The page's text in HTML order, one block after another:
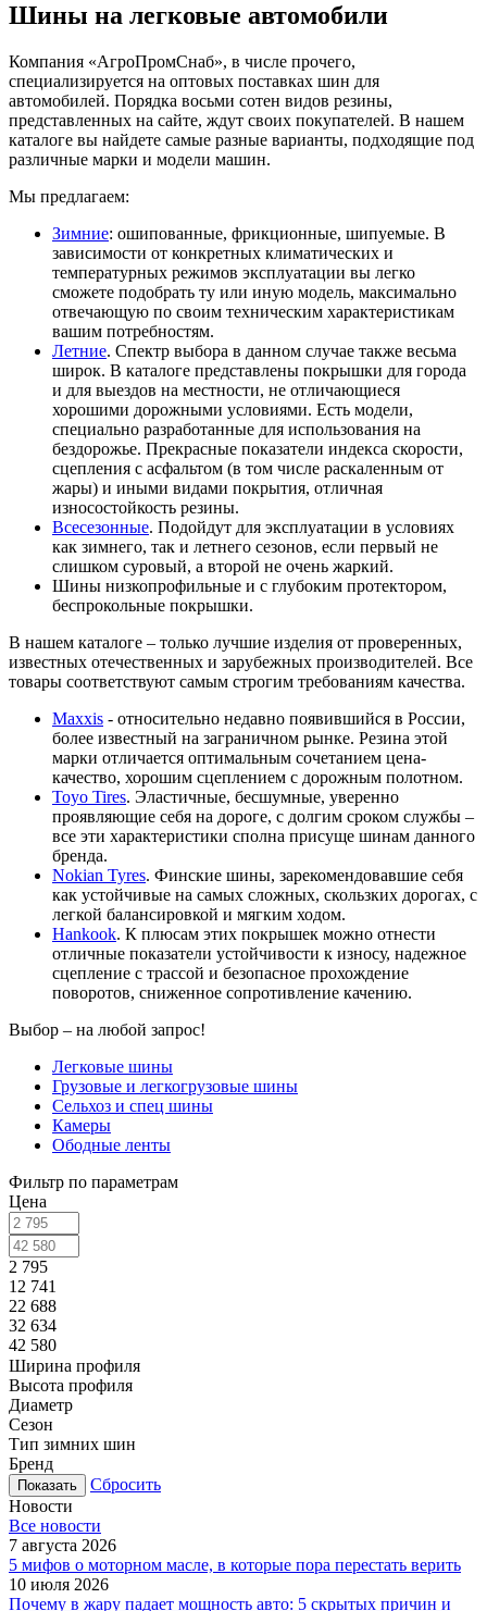
Шины на легковые автомобили
Компания «АгроПромСнаб», в числе прочего,
специализируется на оптовых поставках шин для
автомобилей. Порядка восьми сотен видов резины,
представленных на сайте, ждут своих покупателей. В нашем
каталоге вы найдете самые разные варианты, подходящие под
различные марки и модели машин.
Мы предлагаем:
Зимние: ошипованные, фрикционные, шипуемые. В
зависимости от конкретных климатических и
температурных режимов эксплуатации вы легко
сможете подобрать ту или иную модель, максимально
отвечающую по своим техническим характеристикам
вашим потребностям.
Летние. Спектр выбора в данном случае также весьма
широк. В каталоге представлены покрышки для города
и для выездов на местности, не отличающиеся
хорошими дорожными условиями. Есть модели,
специально разработанные для использования на
бездорожье. Прекрасные показатели индекса скорости,
сцепления с асфальтом (в том числе раскаленным от
жары) и иными видами покрытия, отличная
износостойкость резины.
Всесезонные. Подойдут для эксплуатации в условиях
как зимнего, так и летнего сезонов, если первый не
слишком суровый, а второй не очень жаркий.
Шины низкопрофильные и с глубоким протектором,
беспрокольные покрышки.
В нашем каталоге – только лучшие изделия от проверенных,
известных отечественных и зарубежных производителей. Все
товары соответствуют самым строгим требованиям качества.
Maxxis - относительно недавно появившийся в России,
более известный на заграничном рынке. Резина этой
марки отличается оптимальным сочетанием цена-
качество, хорошим сцеплением с дорожным полотном.
Toyo Tires. Эластичные, бесшумные, уверенно
проявляющие себя на дороге, с долгим сроком службы –
все эти характеристики сполна присуще шинам данного
бренда.
Nokian Tyres. Финские шины, зарекомендовавшие себя
как устойчивые на самых сложных, скользких дорогах, с
легкой балансировкой и мягким ходом.
Hankook. К плюсам этих покрышек можно отнести
отличные показатели устойчивости к износу, надежное
сцепление с трассой и безопасное прохождение
поворотов, сниженное сопротивление качению.
Выбор – на любой запрос!
Легковые шины
Грузовые и легкогрузовые шины
Сельхоз и спец шины
Камеры
Ободные ленты
Фильтр по параметрам
Цена
2 795
12 741
22 688
32 634
42 580
Ширина профиля
Высота профиля
Диаметр
Сезон
Тип зимних шин
Бренд
Сбросить
Новости
Все новости
7 августа 2026
5 мифов о моторном масле, в которые пора перестать верить
10 июля 2026
Почему в жару падает мощность авто: 5 скрытых причин и